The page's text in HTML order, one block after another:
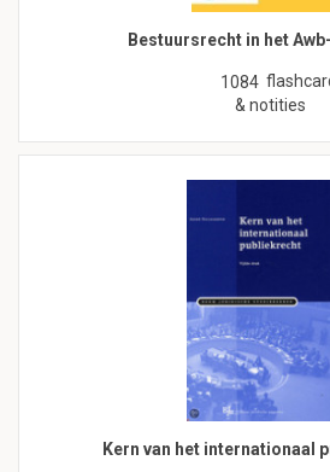
Bestuursrecht in het
1084
& notities
Kern van het internationaal